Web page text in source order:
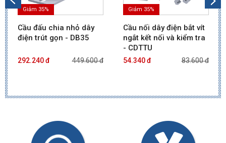
Giảm 35%
Cầu đấu chia nhỏ dây
điện trút gọn - DB35
292.240 đ 449.600 đ
Giảm 35%
Cầu nối dây điện bắt vít
ngắt kết nối và kiểm tra
- CDTTU
54.340 đ 83.600 đ